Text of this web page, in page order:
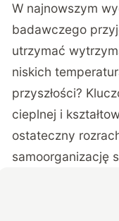
W najnowszym
badawczego
utrzymać
niskich
przyszłości?
cieplnej i
ostateczny
samoorganizację